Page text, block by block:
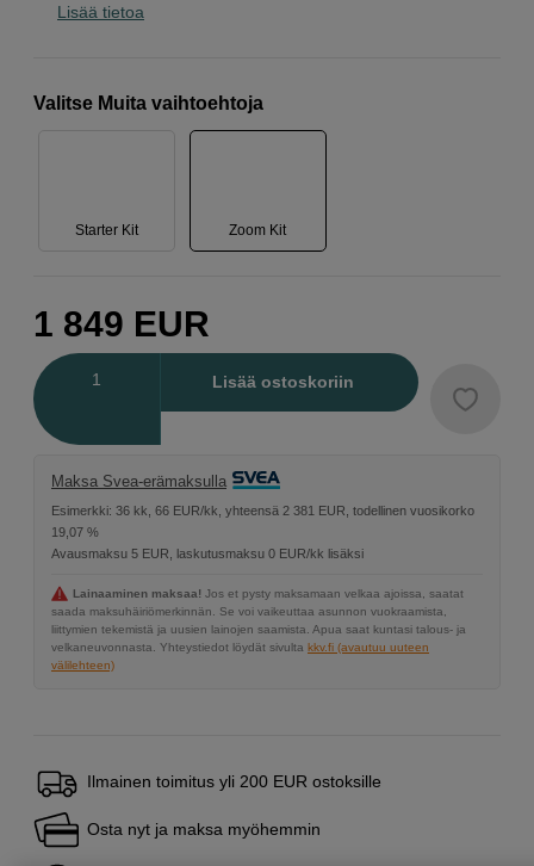
Lisää tietoa
Valitse Muita vaihtoehtoja
Starter Kit Zoom Kit
1 849 EUR
Lisää ostoskoriin
Maksa Svea-erämaksulla
Esimerkki: 36 kk, 66 EUR/kk, yhteensä 2 381 EUR, todellinen vuosikorko
19,07 %
Avausmaksu 5 EUR, laskutusmaksu 0 EUR/kk lisäksi
Lainaaminen maksaa! Jos et pysty maksamaan velkaa ajoissa, saatat
saada maksuhäiriömerkinnän. Se voi vaikeuttaa asunnon vuokraamista,
liittymien tekemistä ja uusien lainojen saamista. Apua saat kuntasi talous- ja
velkaneuvonnasta. Yhteystiedot löydät sivulta kkv.fi (avautuu uuteen
välilehteen)
Ilmainen toimitus yli 200 EUR ostoksille
Osta nyt ja maksa myöhemmin